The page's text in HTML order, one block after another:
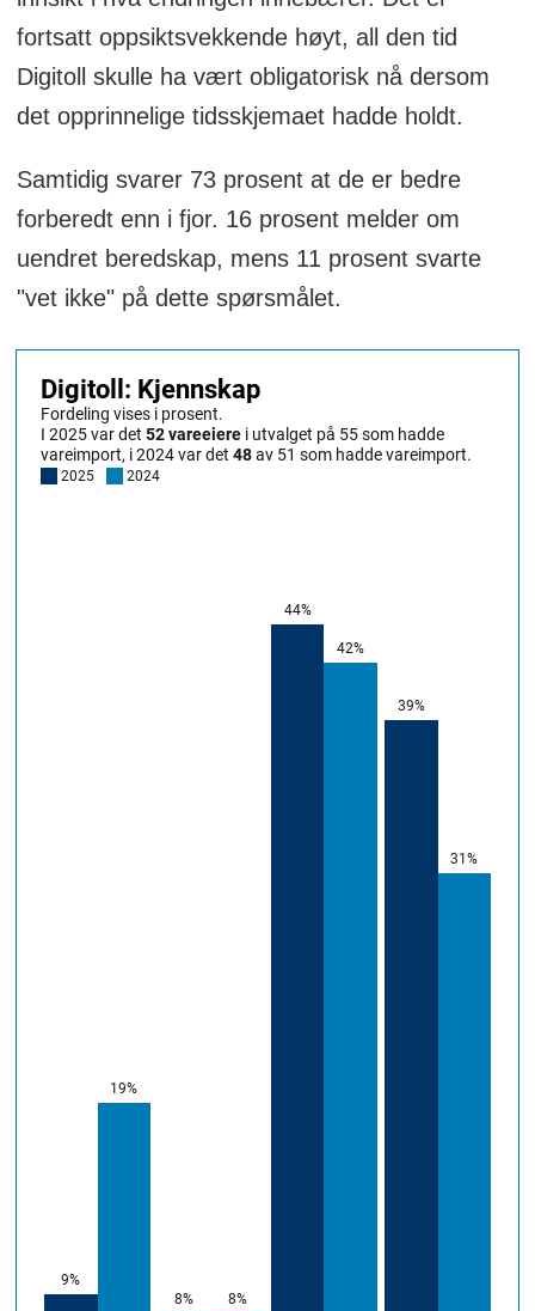
fortsatt oppsiktsvekkende høyt, all den tid
Digitoll skulle ha vært obligatorisk nå dersom
det opprinnelige tidsskjemaet hadde holdt.
Samtidig svarer 73 prosent at de er bedre
forberedt enn i fjor. 16 prosent melder om
uendret beredskap, mens 11 prosent svarte
"vet ikke" på dette spørsmålet.